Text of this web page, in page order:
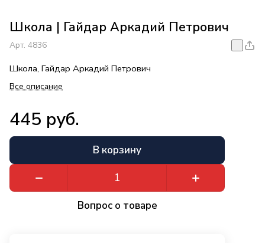
Школа | Гайдар Аркадий Петрович
Арт. 4836
Школа, Гайдар Аркадий Петрович
Все описание
445 руб.
В корзину
Вопрос о товаре